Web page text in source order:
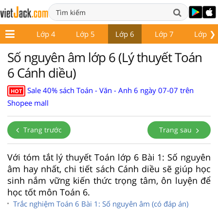
❯
3 Lớp 4 Lớp 5 Lớp 6 Lớp 7 Lớp 8
Số nguyên âm lớp 6 (Lý thuyết Toán
6 Cánh diều)
HOT
Sale 40% sách Toán - Văn - Anh 6 ngày 07-07 trên
Shopee mall
Trang trước Trang sau
Với tóm tắt lý thuyết Toán lớp 6 Bài 1: Số nguyên
âm hay nhất, chi tiết sách Cánh diều sẽ giúp học
sinh nắm vững kiến thức trọng tâm, ôn luyện để
học tốt môn Toán 6.
Trắc nghiệm Toán 6 Bài 1: Số nguyên âm (có đáp án)